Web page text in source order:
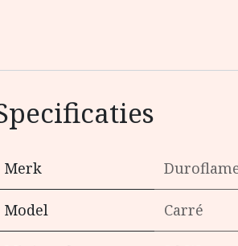
Merk
Model Carré